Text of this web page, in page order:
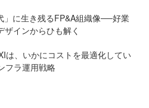
」に生き残るFP&A組織像──好業
インからひも解く
は、いかにコストを最適化してい
フラ運用戦略